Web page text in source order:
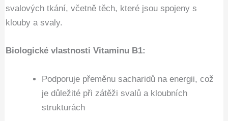
svalových tkání, včetně těch, které jsou spojeny s
klouby a svaly.
Biologické vlastnosti Vitaminu B1:
Podporuje přeměnu sacharidů na energii, což
je důležité při zátěži svalů a kloubních
strukturách